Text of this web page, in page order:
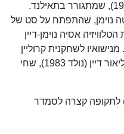
הברית והמסעדן אבנר דיין (נולד 1976), שמתגורר בתאילנד.
נוימן, שהתפתח על סט של
אסיה נוימן-דיין
מנישואיו לשחקנית קרוליין
לנגפורד נולד בנו העיתונאי והסופר ליאור דיין (נולד 1983), שחי
לתקופה קצרה לסמדר